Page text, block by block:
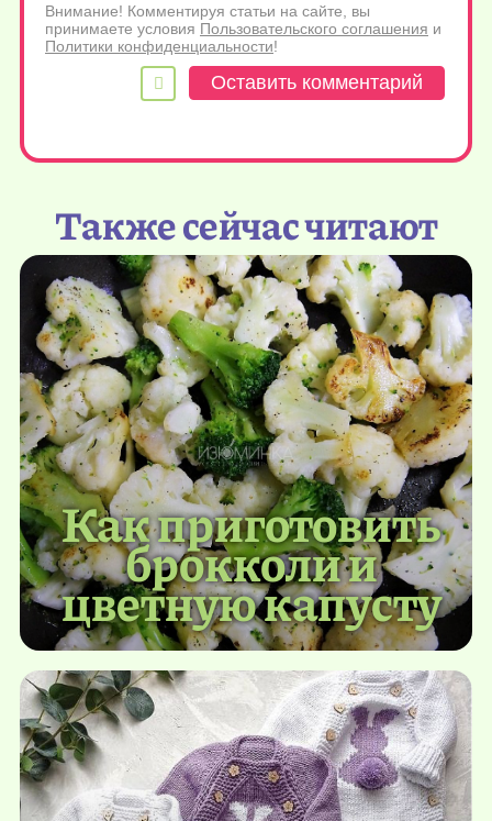
Внимание! Комментируя статьи на сайте, вы
принимаете условия Пользовательского соглашения и
Политики конфиденциальности!
Также сейчас читают
Как приготовить
брокколи и
цветную капусту